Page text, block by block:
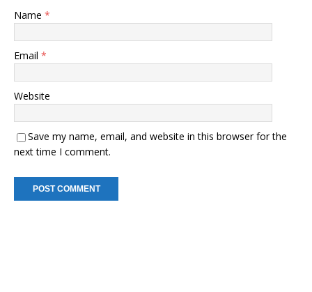
Name *
Email *
Website
Save my name, email, and website in this browser for the
next time I comment.